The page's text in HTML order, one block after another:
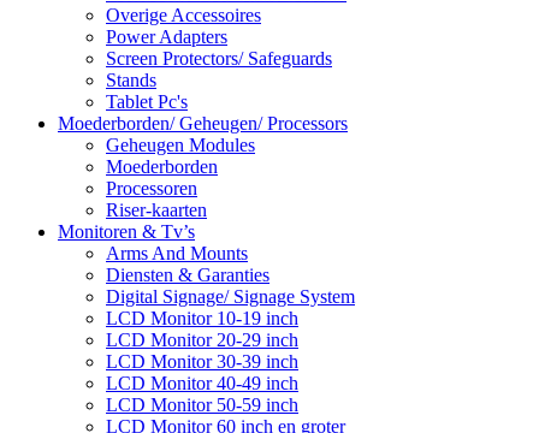
Overige Accessoires
Power Adapters
Screen Protectors/ Safeguards
Stands
Tablet Pc's
Moederborden/ Geheugen/ Processors
Geheugen Modules
Moederborden
Processoren
Riser-kaarten
Monitoren & Tv’s
Arms And Mounts
Diensten & Garanties
Digital Signage/ Signage System
LCD Monitor 10-19 inch
LCD Monitor 20-29 inch
LCD Monitor 30-39 inch
LCD Monitor 40-49 inch
LCD Monitor 50-59 inch
LCD Monitor 60 inch en groter